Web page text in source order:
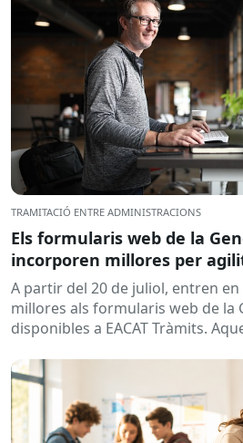
Oberta la convocatòria
professional (FP 2026) per a
treballadores ocupades
Convocatòria per a
Sistema de Formació
treballadores ocupades, que
per a la Formació Contínua de
TRAMITACIÓ ENTRE ADMINISTRACIONS
Els formularis web de la
incorporen millores per